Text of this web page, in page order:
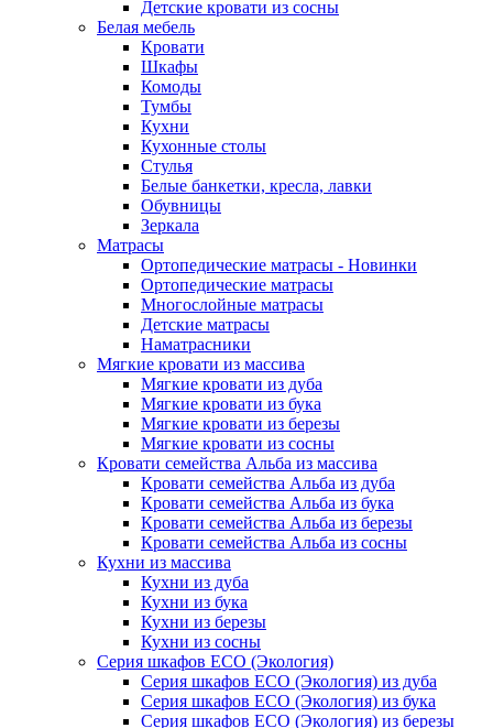
Детские кровати из сосны
Белая мебель
Кровати
Шкафы
Комоды
Тумбы
Кухни
Кухонные столы
Стулья
Белые банкетки, кресла, лавки
Обувницы
Зеркала
Матрасы
Ортопедические матрасы - Новинки
Ортопедические матрасы
Многослойные матрасы
Детские матрасы
Наматрасники
Мягкие кровати из массива
Мягкие кровати из дуба
Мягкие кровати из бука
Мягкие кровати из березы
Мягкие кровати из сосны
Кровати семейства Альба из массива
Кровати семейства Альба из дуба
Кровати семейства Альба из бука
Кровати семейства Альба из березы
Кровати семейства Альба из сосны
Кухни из массива
Кухни из дуба
Кухни из бука
Кухни из березы
Кухни из сосны
Серия шкафов ECO (Экология)
Серия шкафов ECO (Экология) из дуба
Серия шкафов ECO (Экология) из бука
Серия шкафов ECO (Экология) из березы